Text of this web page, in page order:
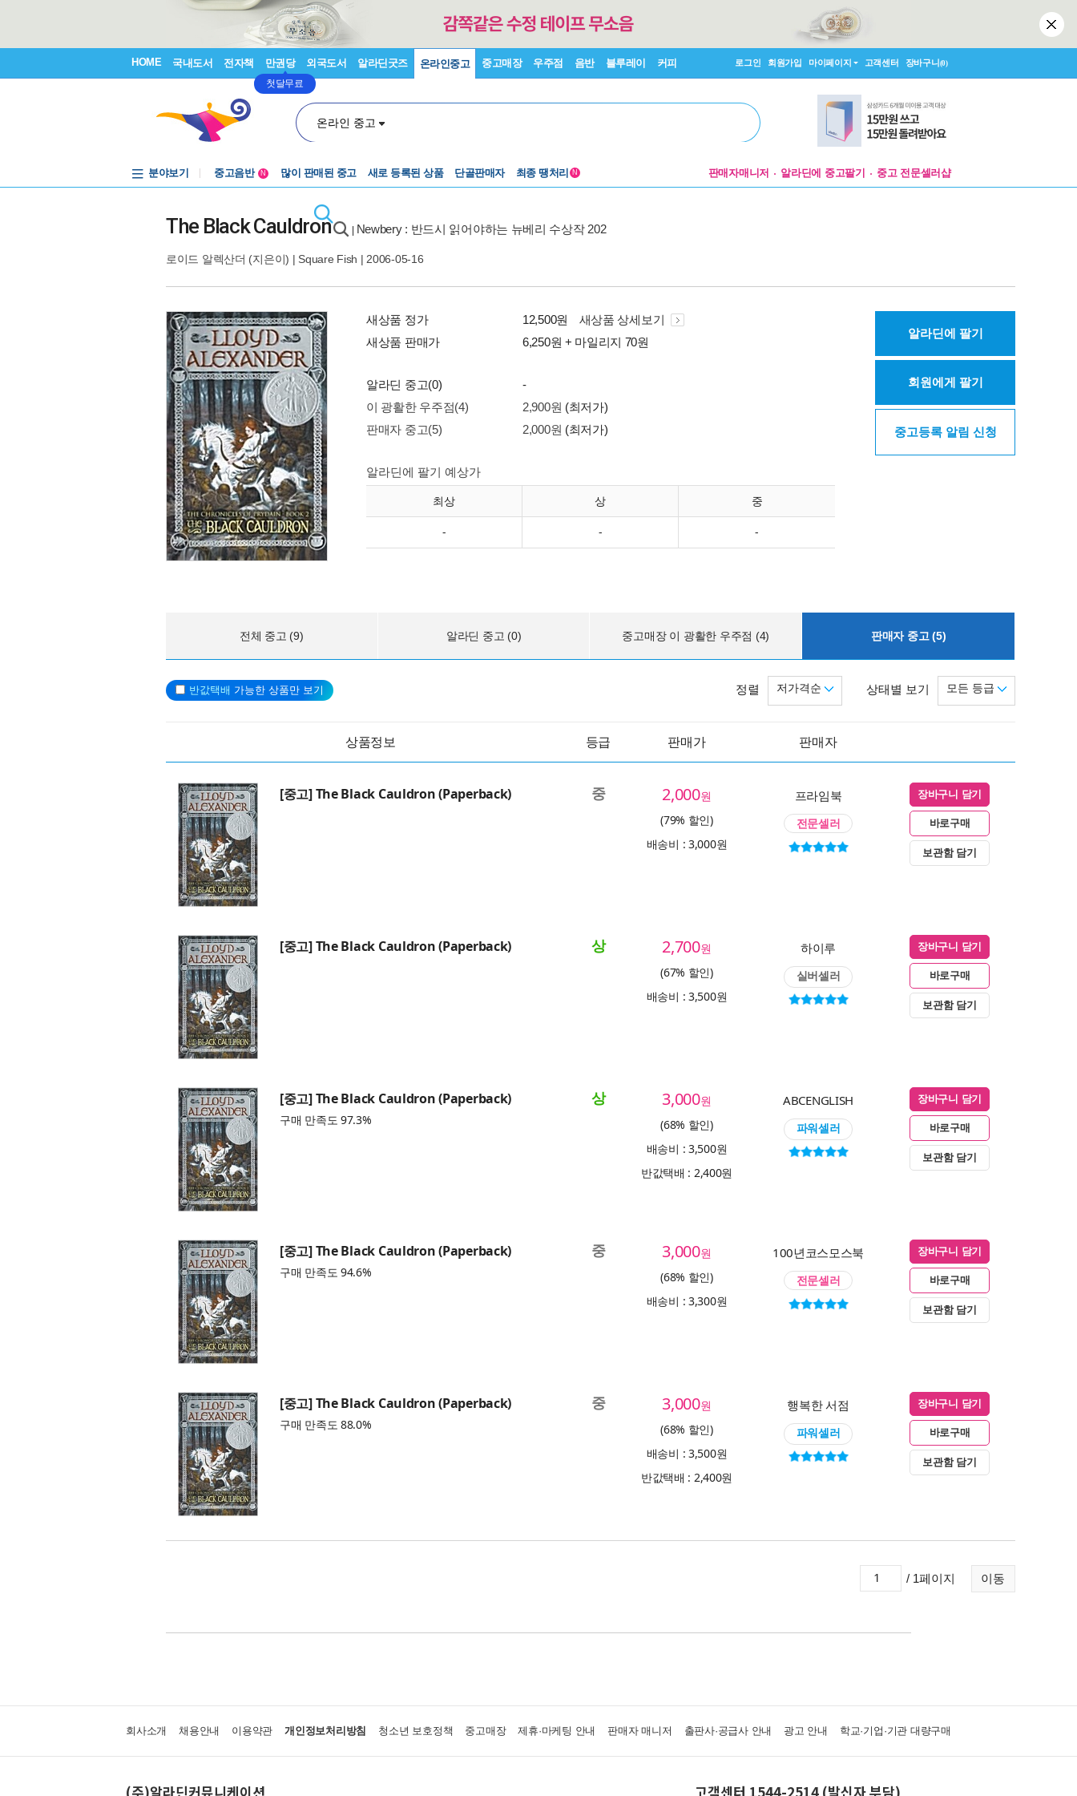
HOME 국내도서 전자책 만권당
첫달무료
외국도서 알라딘굿즈 온라인중고 중고매장 우주점 음반 블루레이 커피 로그인 회원가입 마이페이지 고객센터 장바구니(0)
온라인 중고
분야보기
중고음반
N 많이 판매된 중고 새로 등록된 상품 단골판매자 최종 땡처리 N 판매자매니저 알라딘에 중고팔기 중고 전문셀러샵
The Black Cauldron Newbery : 반드시 읽어야하는 뉴베리 수상작 202
로이드 알렉산더 (지은이) | Square Fish | 2006-05-16
새상품 정가 12,500원
새상품 상세보기
새상품 판매가
6,250원 + 마일리지 70원
알라딘 중고(0)
-
이 광활한 우주점(4)
2,900원 (최저가)
판매자 중고(5)
2,000원 (최저가)
알라딘에 팔기 예상가
최상 상 중
- - -
알라딘에 팔기
회원에게 팔기
중고등록 알림 신청
전체 중고 (9) 알라딘 중고 (0) 중고매장 이 광활한 우주점 (4) 판매자 중고 (5)
반값택배 가능한 상품만 보기 상태별 보기 모든 등급
정렬 저가격순
상품정보 등급 판매가 판매자
[중고] The Black Cauldron (Paperback) 중 2,000원
(79% 할인)
배송비 : 3,000원
프라임북
전문셀러
장바구니 담기
바로구매
보관함 담기
[중고] The Black Cauldron (Paperback) 상 2,700원
(67% 할인)
배송비 : 3,500원
하이루
실버셀러
장바구니 담기
바로구매
보관함 담기
[중고] The Black Cauldron (Paperback)
구매 만족도 97.3%
상 3,000원
(68% 할인)
배송비 : 3,500원
반값택배 : 2,400원
ABCENGLISH
파워셀러
장바구니 담기
바로구매
보관함 담기
[중고] The Black Cauldron (Paperback)
구매 만족도 94.6%
중 3,000원
(68% 할인)
배송비 : 3,300원
100년코스모스북
전문셀러
장바구니 담기
바로구매
보관함 담기
[중고] The Black Cauldron (Paperback)
구매 만족도 88.0%
중 3,000원
(68% 할인)
배송비 : 3,500원
반값택배 : 2,400원
행복한 서점
파워셀러
장바구니 담기
바로구매
보관함 담기
이동
/ 1페이지
회사소개 채용안내 이용약관 개인정보처리방침 청소년 보호정책 중고매장 제휴·마케팅 안내 판매자 매니저 출판사·공급사 안내 광고 안내 학교·기업·기관 대량구매
(주)알라딘커뮤니케이션 고객센터 1544-2514 (발신자 부담)